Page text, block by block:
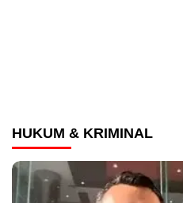
HUKUM & KRIMINAL